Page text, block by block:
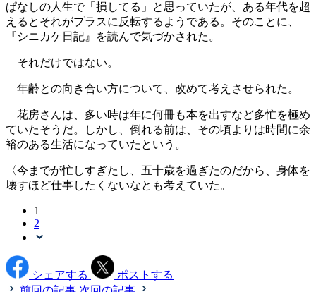
ぱなしの人生で「損してる」と思っていたが、ある年代を超
えるとそれがプラスに反転するようである。そのことに、
『シニカケ日記』を読んで気づかされた。
それだけではない。
年齢との向き合い方について、改めて考えさせられた。
花房さんは、多い時は年に何冊も本を出すなど多忙を極め
ていたそうだ。しかし、倒れる前は、その頃よりは時間に余
裕のある生活になっていたという。
〈今までが忙しすぎたし、五十歳を過ぎたのだから、身体を
壊すほど仕事したくないなとも考えていた。
1
2
シェアする
ポストする